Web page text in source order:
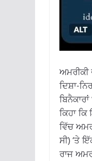
ਦਿਸ਼ਾ-
ਕਿਹਾ
ਵਿੱਚ
ਸੀ) ‘ਤੇ
ਰਾਜ